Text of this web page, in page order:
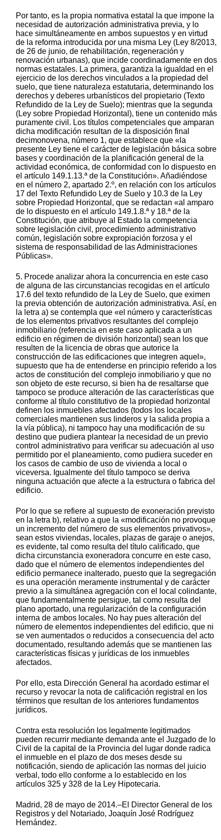
Por tanto, es la propia normativa estatal la que impone la
necesidad de autorización administrativa previa, y lo
hace simultáneamente en ambos supuestos y en virtud
de la reforma introducida por una misma Ley (Ley 8/2013,
de 26 de junio, de rehabilitación, regeneración y
renovación urbanas), que incide coordinadamente en dos
normas estatales. La primera, garantiza la igualdad en el
ejercicio de los derechos vinculados a la propiedad del
suelo, que tiene naturaleza estatutaria, determinando los
derechos y deberes urbanísticos del propietario (Texto
Refundido de la Ley de Suelo); mientras que la segunda
(Ley sobre Propiedad Horizontal), tiene un contenido más
puramente civil. Los títulos competenciales que amparan
dicha modificación resultan de la disposición final
decimonovena, número 1, que establece que «la
presente Ley tiene el carácter de legislación básica sobre
bases y coordinación de la planificación general de la
actividad económica, de conformidad con lo dispuesto en
el artículo 149.1.13.ª de la Constitución». Añadiéndose
en el número 2, apartado 2.º, en relación con los artículos
17 del Texto Refundido Ley de Suelo y 10.3 de la Ley
sobre Propiedad Horizontal, que se redactan «al amparo
de lo dispuesto en el artículo 149.1.8.ª y 18.ª de la
Constitución, que atribuye al Estado la competencia
sobre legislación civil, procedimiento administrativo
común, legislación sobre expropiación forzosa y el
sistema de responsabilidad de las Administraciones
Públicas».
5. Procede analizar ahora la concurrencia en este caso
de alguna de las circunstancias recogidas en el artículo
17.6 del texto refundido de la Ley de Suelo, que eximen
la previa obtención de autorización administrativa. Así, en
la letra a) se contempla que «el número y características
de los elementos privativos resultantes del complejo
inmobiliario (referencia en este caso aplicada a un
edificio en régimen de división horizontal) sean los que
resulten de la licencia de obras que autorice la
construcción de las edificaciones que integren aquel»,
supuesto que ha de entenderse en principio referido a los
actos de constitución del complejo inmobiliario y que no
son objeto de este recurso, si bien ha de resaltarse que
tampoco se produce alteración de las características que
conforme al título constitutivo de la propiedad horizontal
definen los inmuebles afectados (todos los locales
comerciales mantienen sus linderos y la salida propia a
la vía pública), ni tampoco hay una modificación de su
destino que pudiera plantear la necesidad de un previo
control administrativo para verificar su adecuación al uso
permitido por el planeamiento, como pudiera suceder en
los casos de cambio de uso de vivienda a local o
viceversa. Igualmente del título tampoco se deriva
ninguna actuación que afecte a la estructura o fabrica del
edificio.
Por lo que se refiere al supuesto de exoneración previsto
en la letra b), relativo a que la «modificación no provoque
un incremento del número de sus elementos privativos»,
sean estos viviendas, locales, plazas de garaje o anejos,
es evidente, tal como resulta del título calificado, que
dicha circunstancia exoneradora concurre en este caso,
dado que el número de elementos independientes del
edificio permanece inalterado, puesto que la segregación
es una operación meramente instrumental y de carácter
previo a la simultánea agregación con el local colindante,
que fundamentalmente persigue, tal como resulta del
plano aportado, una regularización de la configuración
interna de ambos locales. No hay pues alteración del
número de elementos independientes del edificio, que ni
se ven aumentados o reducidos a consecuencia del acto
documentado, resultando además que se mantienen las
características físicas y jurídicas de los inmuebles
afectados.
Por ello, esta Dirección General ha acordado estimar el
recurso y revocar la nota de calificación registral en los
términos que resultan de los anteriores fundamentos
jurídicos.
Contra esta resolución los legalmente legitimados
pueden recurrir mediante demanda ante el Juzgado de lo
Civil de la capital de la Provincia del lugar donde radica
el inmueble en el plazo de dos meses desde su
notificación, siendo de aplicación las normas del juicio
verbal, todo ello conforme a lo establecido en los
artículos 325 y 328 de la Ley Hipotecaria.
Madrid, 28 de mayo de 2014.–El Director General de los
Registros y del Notariado, Joaquín José Rodríguez
Hernández.